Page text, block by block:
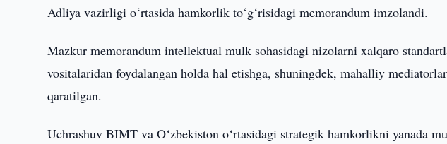
Adliya vazirligi o‘rtasida hamkorlik to‘g‘risidagi memorandum imzolandi.
Mazkur memorandum intellektual mulk sohasidagi nizolarni xalqaro
vositalaridan foydalangan holda hal etishga, shuningdek, mahalliy
qaratilgan.
Uchrashuv BIMT va O‘zbekiston o‘rtasidagi strategik hamkorlikni yanada